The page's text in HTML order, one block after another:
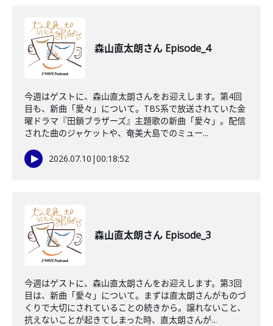
森山直太朗さん Episode_4
今週はゲストに、森山直太朗さんをお迎えします。第4回
目も、新曲「愛々」について。TBS系で放送されていた金
曜ドラマ『田鎖ブラザーズ』主題歌の新曲「愛々」。配信
された曲のジャケットや、奄美大島でのミュー...
2026.07.10 |00:18:52
森山直太朗さん Episode_3
今週はゲストに、森山直太朗さんをお迎えします。第3回
目は、新曲「愛々」について。まずは直太朗さんがものづ
くりで大切にされていることの続きから。譲れないこと、
抗えないことが起きてしまった時、直太朗さんが...